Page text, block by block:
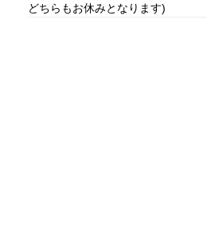
どちらもお休みとなります)